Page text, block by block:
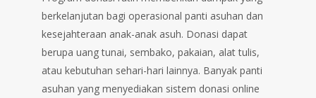
berkelanjutan bagi operasional panti asuhan dan
kesejahteraan anak-anak asuh. Donasi dapat
berupa uang tunai, sembako, pakaian, alat tulis,
atau kebutuhan sehari-hari lainnya. Banyak panti
asuhan yang menyediakan sistem donasi online